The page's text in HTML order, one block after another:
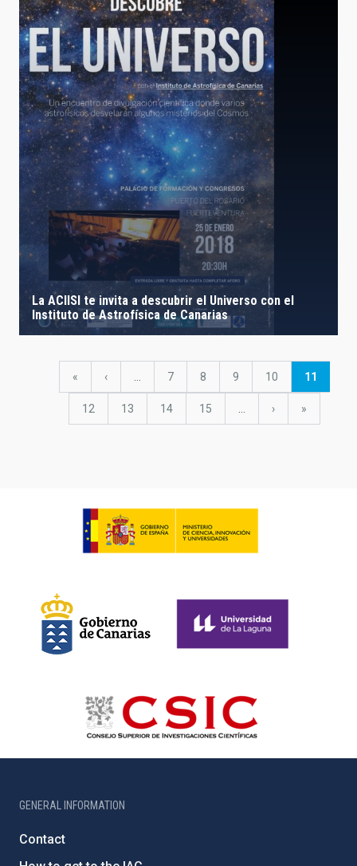
La ACIISI te invita a descubrir el Universo con el
Instituto de Astrofísica de Canarias
First
«
Previous
‹ Page
7 Page
8 Page
9 Page
10
Current
11
Page
12 Page
13 Page
14 Page
15
Next
›
last
»
GENERAL INFORMATION
Contact